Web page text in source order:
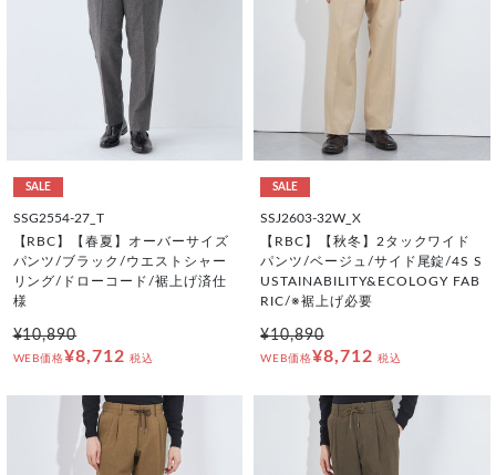
SALE
SSG2554-27_T
【RBC】【春夏】オーバーサイズ
パンツ/ブラック/ウエストシャー
リング/ドローコード/裾上げ済仕
様
¥10,890
WEB価格¥8,712 税込
SALE
SSJ2603-32W_X
【RBC】【秋冬】2タックワイド
パンツ/ベージュ/サイド尾錠/4S S
USTAINABILITY&ECOLOGY FAB
RIC/※裾上げ必要
¥10,890
WEB価格¥8,712 税込